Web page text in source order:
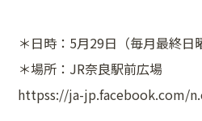
＊日時：5月29日（毎月最終日
＊場所：JR奈良駅前広場
httpss://ja-jp.facebook.com/